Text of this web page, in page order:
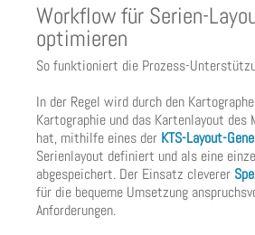
Workflow für Serien-
optimieren
So funktioniert die Prozess-
In der Regel wird durch den
Kartographie und das Kartenlayout
hat, mithilfe eines der KTS-Layout-
Serienlayout definiert und als eine
abgespeichert. Der Einsatz cleverer
für die bequeme Umsetzung
Anforderungen.